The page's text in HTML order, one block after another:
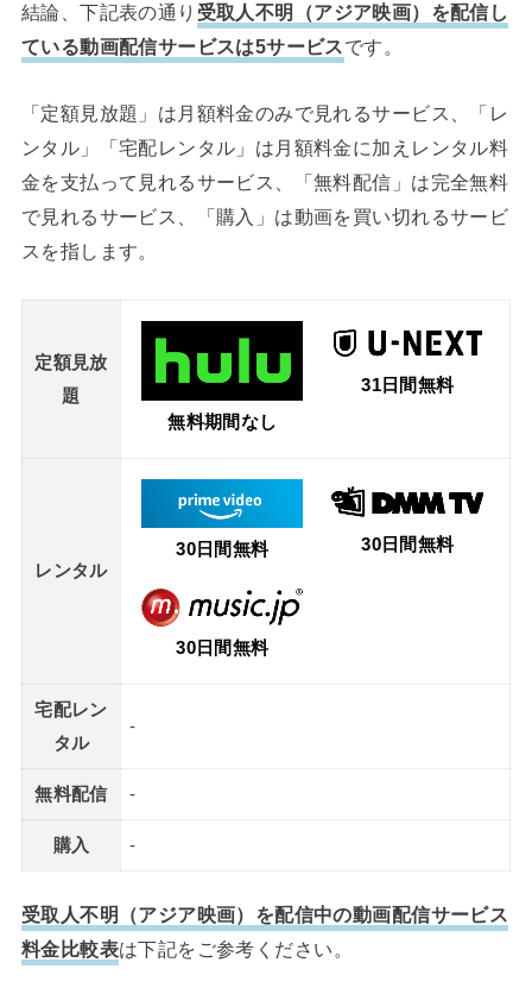
結論、下記表の通り 受取人不明（アジア映画）を配信し
ている動画配信サービスは5サービスです。
「定額見放題」は月額料金のみで見れるサービス、「レ
ンタル」「宅配レンタル」は月額料金に加えレンタル料
金を支払って見れるサービス、「無料配信」は完全無料
で見れるサービス、「購入」は動画を買い切れるサービ
スを指します。
定額見放
題
無料期間なし
31日間無料
レンタル
30日間無料 30日間無料
30日間無料
宅配レン
タル
-
無料配信 -
購入 -
受取人不明（アジア映画）を配信中の動画配信サービス
料金比較表は下記をご参考ください。